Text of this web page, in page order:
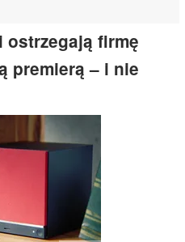
ostrzegają firmę
premierą – i nie